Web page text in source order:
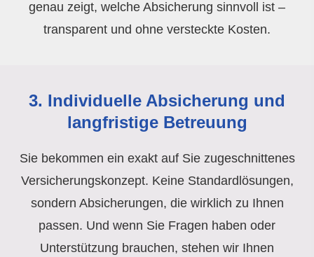
genau zeigt, welche Absicherung sinnvoll ist –
transparent und ohne versteckte Kosten.
3. Individuelle Absicherung und
langfristige Betreuung
Sie bekommen ein exakt auf Sie zugeschnittenes
Versicherungskonzept. Keine Standardlösungen,
sondern Absicherungen, die wirklich zu Ihnen
passen. Und wenn Sie Fragen haben oder
Unterstützung brauchen, stehen wir Ihnen